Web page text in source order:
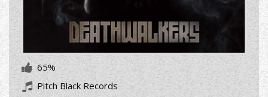
65%
Pitch Black Records